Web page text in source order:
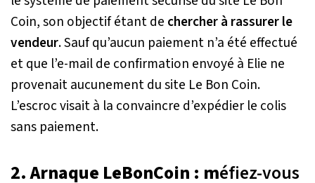
Coin, son objectif étant de chercher à rassurer le
vendeur. Sauf qu’aucun paiement n’a été effectué
et que l’e-mail de confirmation envoyé à Elie ne
provenait aucunement du site Le Bon Coin.
L’escroc visait à la convaincre d’expédier le colis
sans paiement.
2. Arnaque LeBonCoin : méfiez-vous